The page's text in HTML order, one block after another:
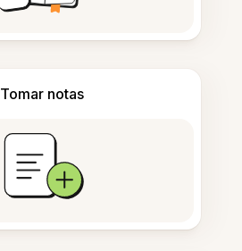
Tomar notas